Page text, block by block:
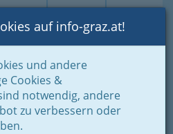
Suche Login Toggle
auf info-graz.at!
und andere
Cookies &
notwendig, andere
zu verbessern oder
& Schenken - der Handel
und Heimtextilien